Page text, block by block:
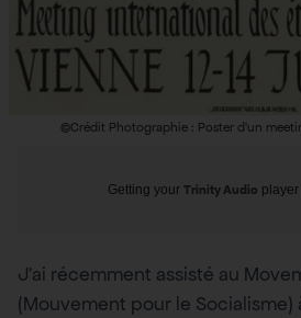
©Crédit Photographie : Poster d’un
Getting your Trinity Audio player
J’ai récemment assisté au
(Mouvement pour le Socialisme)